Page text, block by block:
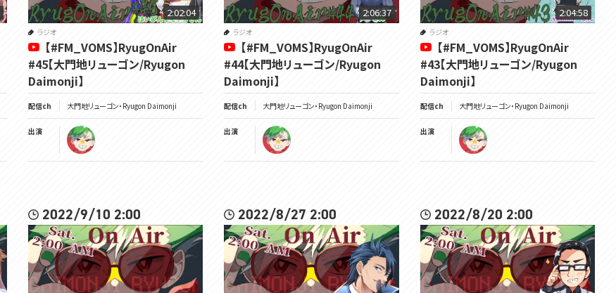
2:02:04
ラジオ
【#FM_VOMS】RyugOnAir
#45【大門地リューゴン/Ryugon
Daimonji】
配信ch 大門地リューゴン・Ryugon Daimonji
出演
2:06:37
ラジオ
【#FM_VOMS】RyugOnAir
#44【大門地リューゴン/Ryugon
Daimonji】
配信ch 大門地リューゴン・Ryugon Daimonji
出演
2:04:58
ラジオ
【#FM_VOMS】RyugOnAir
#43【大門地リューゴン/Ryugon
Daimonji】
配信ch 大門地リューゴン・Ryugon Daimonji
出演
2022/9/10 2:00 2022/8/27 2:00 2022/8/20 2:00